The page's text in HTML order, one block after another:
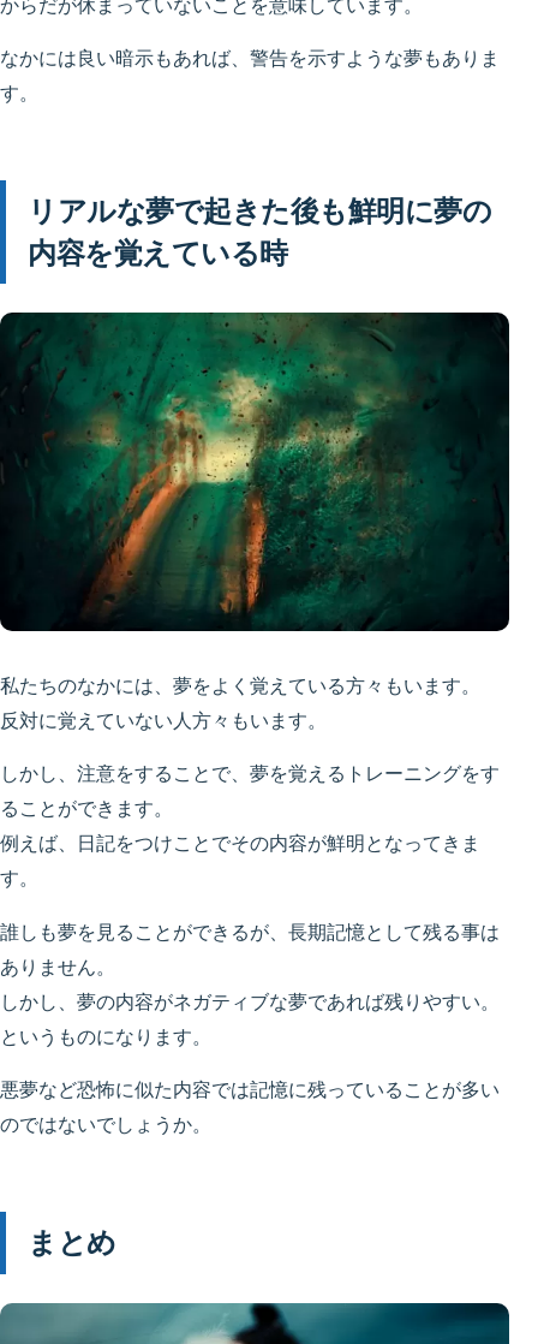
からだが休まっていないことを意味しています。
なかには良い暗示もあれば、警告を示すような夢もありま
す。
リアルな夢で起きた後も鮮明に夢の
内容を覚えている時
私たちのなかには、夢をよく覚えている方々もいます。
反対に覚えていない人方々もいます。
しかし、注意をすることで、夢を覚えるトレーニングをす
ることができます。
例えば、日記をつけことでその内容が鮮明となってきま
す。
誰しも夢を見ることができるが、長期記憶として残る事は
ありません。
しかし、夢の内容がネガティブな夢であれば残りやすい。
というものになります。
悪夢など恐怖に似た内容では記憶に残っていることが多い
のではないでしょうか。
まとめ